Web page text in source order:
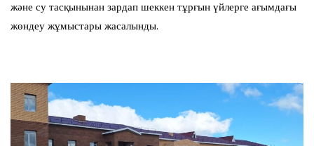
және су тасқынынан зардап шеккен тұрғын үйлерге ағымдағы
жөндеу жұмыстары жасалынды.